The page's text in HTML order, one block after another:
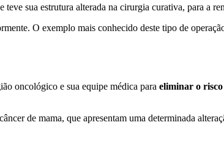
teve sua estrutura alterada na cirurgia curativa, para a
O exemplo mais conhecido deste tipo de
oncológico e sua equipe médica para eliminar o risco
de mama, que apresentam uma determinada